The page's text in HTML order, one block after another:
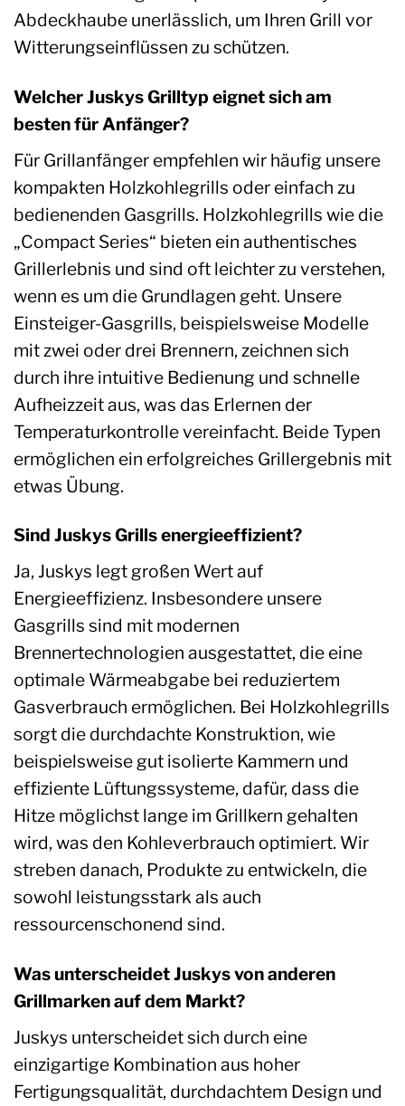
Abdeckhaube unerlässlich, um Ihren Grill vor
Witterungseinflüssen zu schützen.
Welcher Juskys Grilltyp eignet sich am
besten für Anfänger?
Für Grillanfänger empfehlen wir häufig unsere
kompakten Holzkohlegrills oder einfach zu
bedienenden Gasgrills. Holzkohlegrills wie die
„Compact Series“ bieten ein authentisches
Grillerlebnis und sind oft leichter zu verstehen,
wenn es um die Grundlagen geht. Unsere
Einsteiger-Gasgrills, beispielsweise Modelle
mit zwei oder drei Brennern, zeichnen sich
durch ihre intuitive Bedienung und schnelle
Aufheizzeit aus, was das Erlernen der
Temperaturkontrolle vereinfacht. Beide Typen
ermöglichen ein erfolgreiches Grillergebnis mit
etwas Übung.
Sind Juskys Grills energieeffizient?
Ja, Juskys legt großen Wert auf
Energieeffizienz. Insbesondere unsere
Gasgrills sind mit modernen
Brennertechnologien ausgestattet, die eine
optimale Wärmeabgabe bei reduziertem
Gasverbrauch ermöglichen. Bei Holzkohlegrills
sorgt die durchdachte Konstruktion, wie
beispielsweise gut isolierte Kammern und
effiziente Lüftungssysteme, dafür, dass die
Hitze möglichst lange im Grillkern gehalten
wird, was den Kohleverbrauch optimiert. Wir
streben danach, Produkte zu entwickeln, die
sowohl leistungsstark als auch
ressourcenschonend sind.
Was unterscheidet Juskys von anderen
Grillmarken auf dem Markt?
Juskys unterscheidet sich durch eine
einzigartige Kombination aus hoher
Fertigungsqualität, durchdachtem Design und